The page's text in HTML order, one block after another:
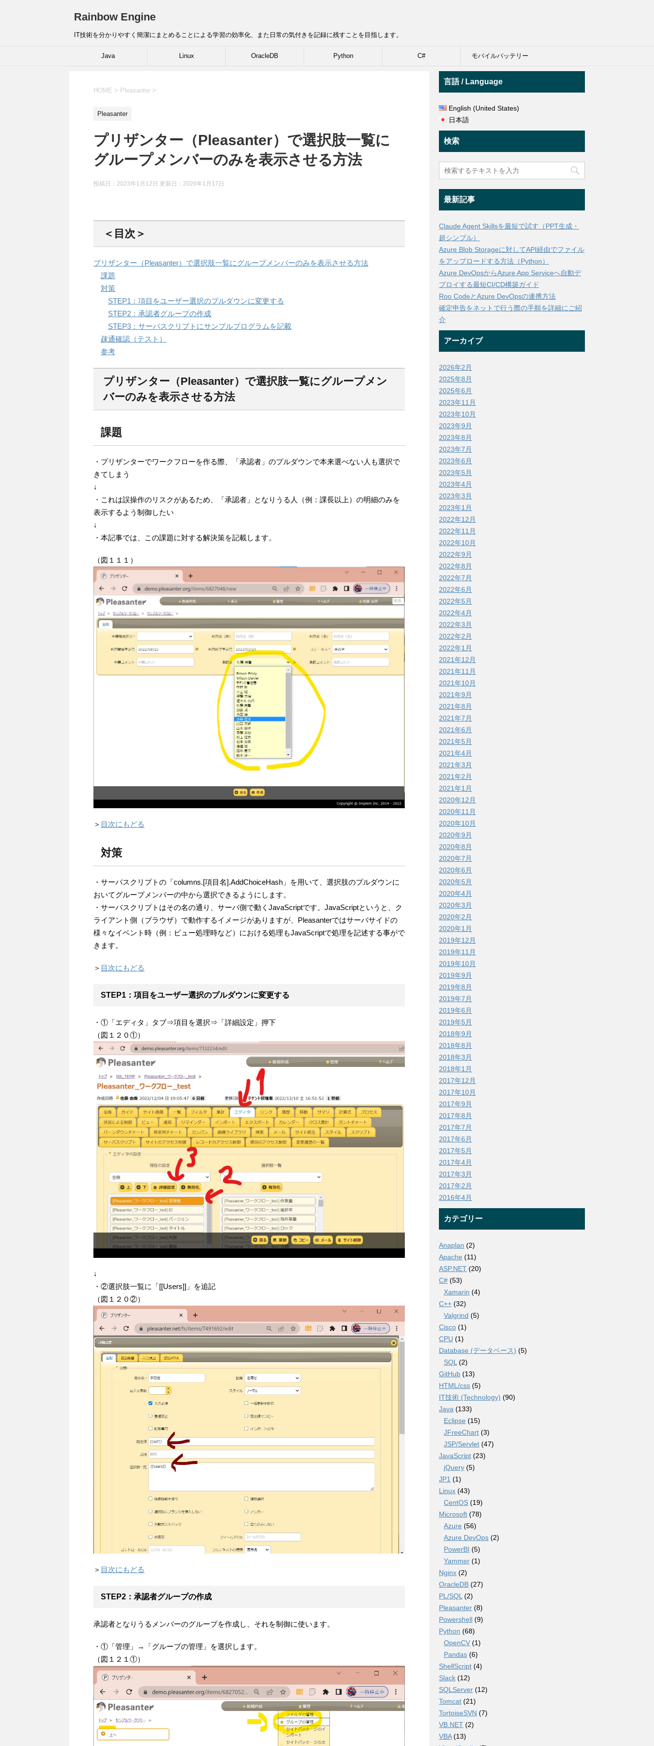
Rainbow Engine
IT技術を分かりやすく簡潔にまとめることによる学習の効率化、また日常の気付きを記録に残すことを目指します。
Java Linux OracleDB Python C# モバイルバッテリー
HOME > Pleasanter >
Pleasanter
プリザンター（Pleasanter）で選択肢一覧に
グループメンバーのみを表示させる方法
投稿日：2023年1月12日 更新日： 2026年1月17日
＜目次＞
プリザンター（Pleasanter）で選択肢一覧にグループメンバーのみを表示させる方法
課題
対策
STEP1：項目をユーザー選択のプルダウンに変更する
STEP2：承認者グループの作成
STEP3：サーバスクリプトにサンプルプログラムを記載
疎通確認（テスト）
参考
プリザンター（Pleasanter）で選択肢一覧にグループメン
バーのみを表示させる方法
課題
・プリザンターでワークフローを作る際、「承認者」のプルダウンで本来選べない人も選択で
きてしまう
↓
・これは誤操作のリスクがあるため、「承認者」となりうる人（例：課長以上）の明細のみを
表示するよう制御したい
↓
・本記事では、この課題に対する解決策を記載します。
（図１１１）
＞ 目次にもどる
対策
・サーバスクリプトの「columns.[項目名].AddChoiceHash」を用いて、選択肢のプルダウンに
おいてグループメンバーの中から選択できるようにします。
・サーバスクリプトはその名の通り、サーバ側で動くJavaScriptです。JavaScriptというと、ク
ライアント側（ブラウザ）で動作するイメージがありますが、Pleasanterではサーバサイドの
様々なイベント時（例：ビュー処理時など）における処理もJavaScriptで処理を記述する事がで
きます。
＞ 目次にもどる
STEP1：項目をユーザー選択のプルダウンに変更する
・①「エディタ」タブ⇒項目を選択⇒「詳細設定」押下
（図１２０①）
↓
・②選択肢一覧に「[[Users]]」を追記
（図１２０②）
＞ 目次にもどる
STEP2：承認者グループの作成
承認者となりうるメンバーのグループを作成し、それを制御に使います。
・①「管理」→「グループの管理」を選択します。
（図１２１①）
言語 / Language
English (United States)
日本語
検索
最新記事
Claude Agent Skillsを最短で試す（PPT生成・
超シンプル）
Azure Blob Storageに対してAPI経由でファイル
をアップロードする方法（Python）
Azure DevOpsからAzure App Serviceへ自動デ
プロイする最短CI/CD構築ガイド
Roo CodeとAzure DevOpsの連携方法
確定申告をネットで行う際の手順を詳細にご紹
介
アーカイブ
2026年2月
2025年8月
2025年6月
2023年11月
2023年10月
2023年9月
2023年8月
2023年7月
2023年6月
2023年5月
2023年4月
2023年3月
2023年1月
2022年12月
2022年11月
2022年10月
2022年9月
2022年8月
2022年7月
2022年6月
2022年5月
2022年4月
2022年3月
2022年2月
2022年1月
2021年12月
2021年11月
2021年10月
2021年9月
2021年8月
2021年7月
2021年6月
2021年5月
2021年4月
2021年3月
2021年2月
2021年1月
2020年12月
2020年11月
2020年10月
2020年9月
2020年8月
2020年7月
2020年6月
2020年5月
2020年4月
2020年3月
2020年2月
2020年1月
2019年12月
2019年11月
2019年10月
2019年9月
2019年8月
2019年7月
2019年6月
2019年5月
2018年9月
2018年8月
2018年3月
2018年1月
2017年12月
2017年10月
2017年9月
2017年8月
2017年7月
2017年6月
2017年5月
2017年4月
2017年3月
2017年2月
2016年4月
カテゴリー
Anaplan (2)
Apache (11)
ASP.NET (20)
C# (53)
Xamarin (4)
C++ (32)
Valgrind (5)
Cisco (1)
CPU (1)
Database (データベース) (5)
SQL (2)
GitHub (13)
HTML/css (5)
IT技術 (Technology) (90)
Java (133)
Eclipse (15)
JFreeChart (3)
JSP/Servlet (47)
JavaScript (23)
jQuery (5)
JP1 (1)
Linux (43)
CentOS (19)
Microsoft (78)
Azure (56)
Azure DevOps (2)
PowerBI (5)
Yammer (1)
Nginx (2)
OracleDB (27)
PL/SQL (2)
Pleasanter (8)
Powershell (9)
Python (68)
OpenCV (1)
Pandas (6)
ShellScript (4)
Slack (12)
SQLServer (12)
Tomcat (21)
TortoiseSVN (7)
VB.NET (2)
VBA(13)